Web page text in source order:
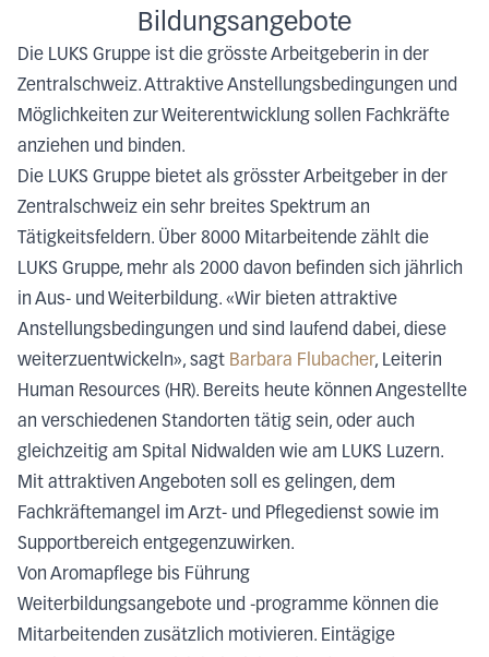
Bildungsangebote
Die LUKS Gruppe ist die grösste Arbeitgeberin in der
Zentralschweiz. Attraktive Anstellungsbedingungen und
Möglichkeiten zur Weiterentwicklung sollen Fachkräfte
anziehen und binden.
Die LUKS Gruppe bietet als grösster Arbeitgeber in der
Zentralschweiz ein sehr breites Spektrum an
Tätigkeitsfeldern. Über 8000 Mitarbeitende zählt die
LUKS Gruppe, mehr als 2000 davon befinden sich jährlich
in Aus- und Weiterbildung. «Wir bieten attraktive
Anstellungsbedingungen und sind laufend dabei, diese
weiterzuentwickeln», sagt Barbara Flubacher, Leiterin
Human Resources (HR). Bereits heute können Angestellte
an verschiedenen Standorten tätig sein, oder auch
gleichzeitig am Spital Nidwalden wie am LUKS Luzern.
Mit attraktiven Angeboten soll es gelingen, dem
Fachkräftemangel im Arzt- und Pflegedienst sowie im
Supportbereich entgegenzuwirken.
Von Aromapflege bis Führung
Weiterbildungsangebote und -programme können die
Mitarbeitenden zusätzlich motivieren. Eintägige